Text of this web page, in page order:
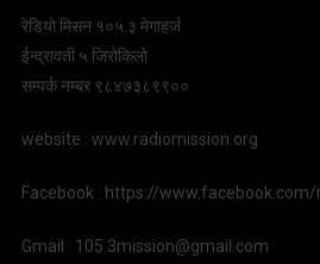
रेडियो मिसन १०५.३ मेगाहर्ज
ईन्द्रावती ५ जिरोकिलो
सम्पर्क नम्बर ९८४७३८९९००
website : www.radiomission.org
Facebook : https://www.facebook.com/
Gmail : 105.3mission@gmail.com